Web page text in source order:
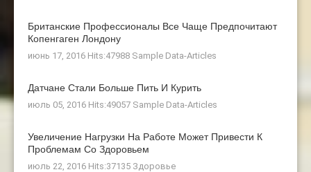
Британские Профессионалы Все Чаще Предпочитают
Копенгаген Лондону
июнь 17, 2016 Hits:47988 Sample Data-Articles
Датчане Стали Больше Пить И Курить
июль 05, 2016 Hits:49057 Sample Data-Articles
Увеличение Нагрузки На Работе Может Привести К
Проблемам Со Здоровьем
июль 22, 2016 Hits:37135 Здоровье